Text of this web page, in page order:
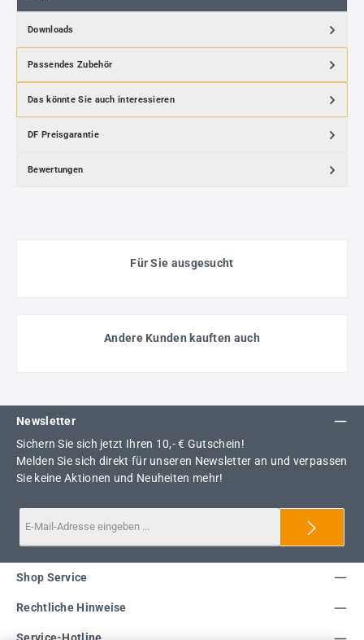
Downloads
Passendes Zubehör
Das könnte Sie auch interessieren
DF Preisgarantie
Bewertungen
Für Sie ausgesucht
Andere Kunden kauften auch
Newsletter
Sichern Sie sich jetzt Ihren 10,- € Gutschein!
Melden Sie sich direkt für unseren Newsletter an und verpassen
Sie keine Aktionen und Neuheiten mehr!
Shop Service
Rechtliche Hinweise